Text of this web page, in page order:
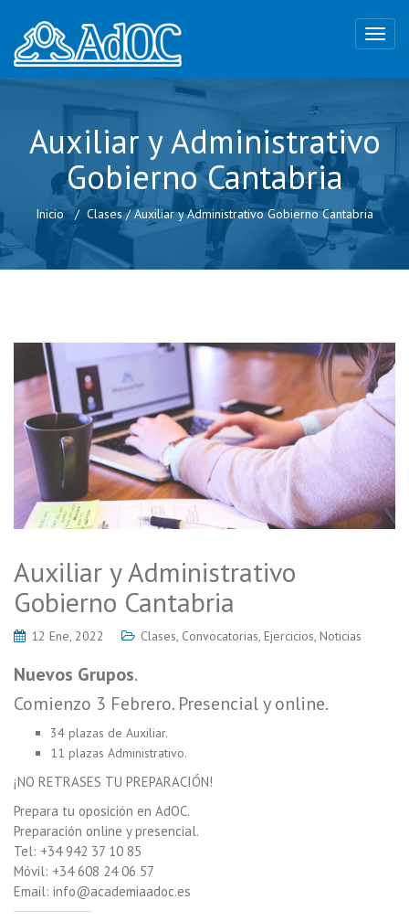
Auxiliar y Administrativo
Gobierno Cantabria
Inicio Clases /Auxiliar y Administrativo Gobierno Cantabria
Auxiliar y Administrativo
Gobierno Cantabria
12 Ene, 2022 Clases, Convocatorias, Ejercicios, Noticias
Nuevos Grupos.
Comienzo 3 Febrero. Presencial y online.
34 plazas de Auxiliar.
11 plazas Administrativo.
¡NO RETRASES TU PREPARACIÓN!
Prepara tu oposición en AdOC.
Preparación online y presencial.
Tel: +34 942 37 10 85
Móvil: +34 608 24 06 57
Email: info@academiaadoc.es